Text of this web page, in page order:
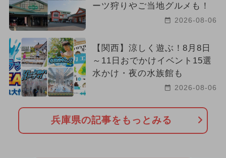
ーツ狩りやご当地グルメも！
2026-08-06
【関西】涼しく遊ぶ！8月8日
～11日おでかけイベント15選
水かけ・夜の水族館も
2026-08-06
兵庫県の記事をもっとみる